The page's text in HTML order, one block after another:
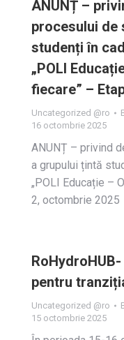
ANUNȚ –
procesului de
studenți în
„POLI
fiecare” –
Uncategorized @ro
16 octombrie 2025
ANUNȚ – privind
a grupului țintă
„POLI Educație –
2, octombrie 2025
pentru
Uncategorized @ro
15 octombrie 2025